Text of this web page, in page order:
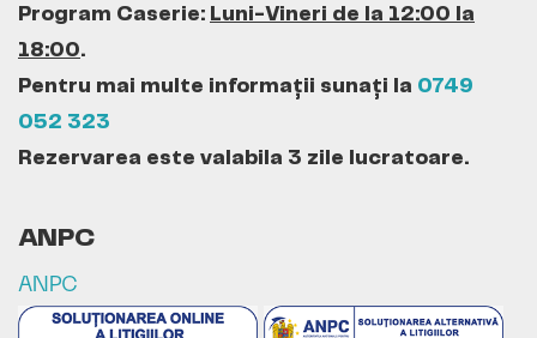
Program Caserie: Luni-Vineri de la 12:00 la
18:00.
Pentru mai multe informații sunați la 0749
052 323
Rezervarea este valabila 3 zile lucratoare.
ANPC
ANPC